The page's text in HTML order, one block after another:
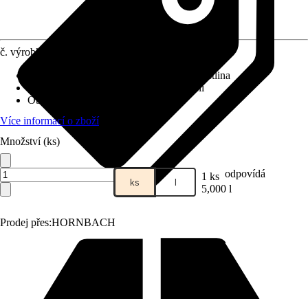
Prodej přes:HORNBACH
č. výrobku
Pokojové rostliny, Zelená rostlina
Osázení, Pěstování, Přesazování
Obsah
Více informací o zboží
Množství (ks)
ks l 1 ks odpovídá
5,000 l